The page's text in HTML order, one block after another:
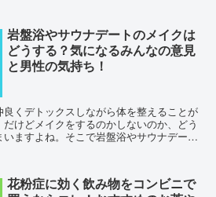
岩盤浴やサウナデートのメイクは
どうする？気になるみんなの意見
と男性の気持ち！
くデトックスしながら体を整えることが
けどメイクをするのかしないのか、どう
ますよね。そこで岩盤浴やサウナデート
花粉症に効く飲み物をコンビニで